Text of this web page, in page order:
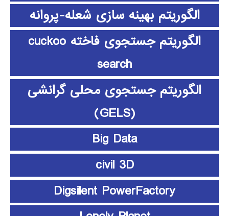
الگوریتم بهینه سازی شعله-پروانه
الگوریتم جستجوی فاخته cuckoo
search
الگوریتم جستجوی محلی گرانشی
(GELS)
Big Data
civil 3D
Digsilent PowerFactory